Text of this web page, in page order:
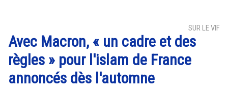
SUR LE VIF
Avec Macron, « un cadre et des
règles » pour l'islam de France
annoncés dès l'automne